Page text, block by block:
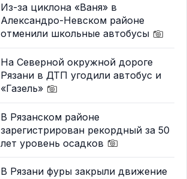
Из-за циклона «Ваня» в
Александро-Невском районе
отменили школьные автобусы
На Северной окружной дороге
Рязани в ДТП угодили автобус и
«Газель»
В Рязанском районе
зарегистрирован рекордный за 50
лет уровень осадков
В Рязани фуры закрыли движение